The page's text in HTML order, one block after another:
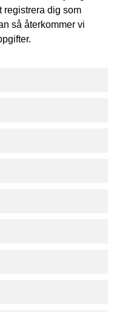
registrera dig som
så återkommer vi